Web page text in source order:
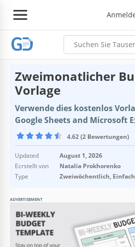
Zweimonatlicher
Vorlage
Verwende dies kostenlos
Google Sheets and Microsoft
4.62 (2 Bewertungen)
Updated
August 1, 2026
Ecrstellt von
Natalia Prokhorenko
Type
Zweiwöchentlich, Einfach
ADVERTISEMENT